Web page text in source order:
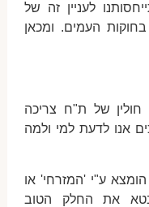
לעניין זה של
העמים. ומכאן
חולין של ת"ח צריכה
אנו לדעת למי ולמה
ע"י 'המזרחי' או
את החלק הטוב